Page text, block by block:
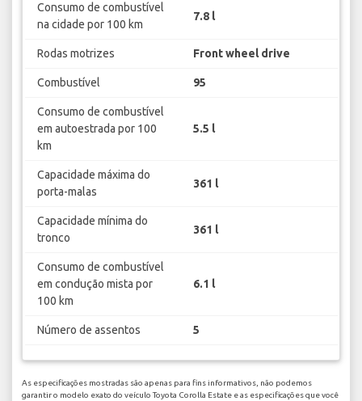
Consumo de combustível
na cidade por 100 km
7.8 l
Rodas motrizes Front wheel drive
Combustível 95
Consumo de combustível
em autoestrada por 100
km
5.5 l
Capacidade máxima do
porta-malas
361 l
Capacidade mínima do
tronco
361 l
Consumo de combustível
em condução mista por
100 km
6.1 l
Número de assentos 5
As especificações mostradas são apenas para fins informativos, não podemos
garantir o modelo exato do veículo Toyota Corolla Estate e as especificações que você